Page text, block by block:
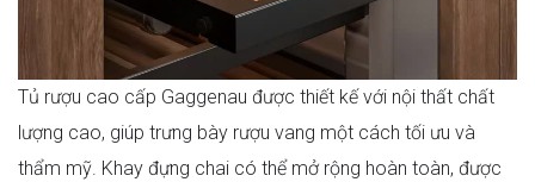
Tủ rượu cao cấp Gaggenau được thiết kế với nội thất chất
lượng cao, giúp trưng bày rượu vang một cách tối ưu và
thẩm mỹ. Khay đựng chai có thể mở rộng hoàn toàn, được